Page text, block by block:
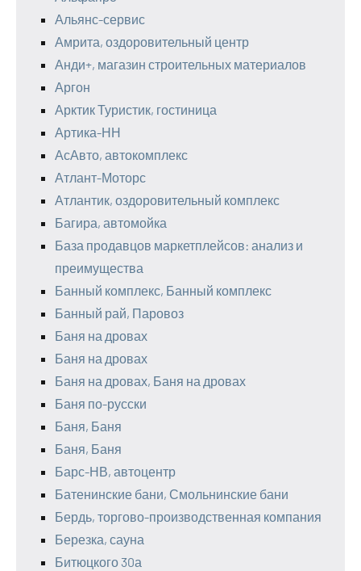
Альянс-сервис
Амрита, оздоровительный центр
Анди+, магазин строительных материалов
Аргон
Арктик Туристик, гостиница
Артика-НН
АсАвто, автокомплекс
Атлант-Моторс
Атлантик, оздоровительный комплекс
Багира, автомойка
База продавцов маркетплейсов: анализ и
преимущества
Банный комплекс, Банный комплекс
Банный рай, Паровоз
Баня на дровах
Баня на дровах
Баня на дровах, Баня на дровах
Баня по-русски
Баня, Баня
Баня, Баня
Барс-НВ, автоцентр
Батенинские бани, Смольнинские бани
Бердь, торгово-производственная компания
Березка, сауна
Битюцкого 30а